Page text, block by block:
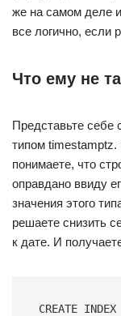
же на самом деле
все логично, если
Что ему не
Представьте себе
типом timestamptz.
понимаете, что
оправдано ввиду
значения этого
решаете снизить
к дате. И
CREATE